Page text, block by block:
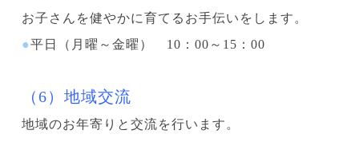
お子さんを健やかに育てるお手伝いをします。
●平日（月曜～金曜） 10：00～15：00
（6）地域交流
地域のお年寄りと交流を行います。